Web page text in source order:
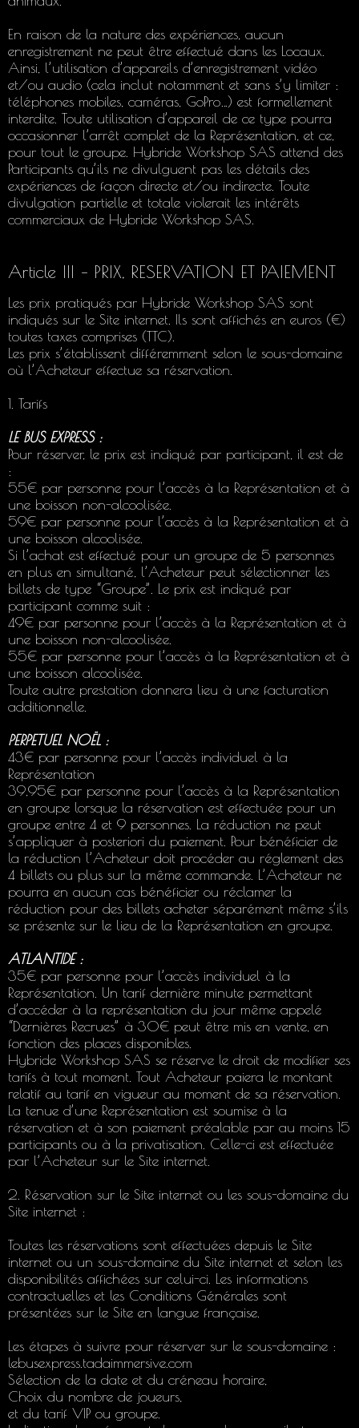
En raison de la nature des expériences, aucun
enregistrement ne peut être effectué dans les Locaux.
Ainsi, l’utilisation d’appareils d’enregistrement vidéo
et/ou audio (cela inclut notamment et sans s’y limiter :
téléphones mobiles, caméras, GoPro…) est formellement
interdite. Toute utilisation d’appareil de ce type pourra
occasionner l’arrêt complet de la Représentation, et ce,
pour tout le groupe. Hybride Workshop SAS attend des
Participants qu’ils ne divulguent pas les détails des
expériences de façon directe et/ou indirecte. Toute
divulgation partielle et totale violerait les intérêts
commerciaux de Hybride Workshop SAS.
Article III – PRIX, RESERVATION ET PAIEMENT
Les prix pratiqués par Hybride Workshop SAS sont
indiqués sur le Site internet. Ils sont affichés en euros (€)
toutes taxes comprises (TTC).
Les prix s’établissent différemment selon le sous-domaine
où l’Acheteur effectue sa réservation.
1. Tarifs
LE BUS EXPRESS :
Pour réserver, le prix est indiqué par participant, il est de
:
55€ par personne pour l’accès à la Représentation et à
une boisson non-alcoolisée.
59€ par personne pour l’accès à la Représentation et à
une boisson alcoolisée.
Si l’achat est effectué pour un groupe de 5 personnes
en plus en simultané, l’Acheteur peut sélectionner les
billets de type “Groupe”. Le prix est indiqué par
participant comme suit :
49€ par personne pour l’accès à la Représentation et à
une boisson non-alcoolisée.
55€ par personne pour l’accès à la Représentation et à
une boisson alcoolisée.
Toute autre prestation donnera lieu à une facturation
additionnelle.
PERPETUEL NOËL :
43€ par personne pour l’accès individuel à la
Représentation
39,95€ par personne pour l’accès à la Représentation
en groupe lorsque la réservation est effectuée pour un
groupe entre 4 et 9 personnes. La réduction ne peut
s’appliquer à posteriori du paiement. Pour bénéficier de
la réduction l’Acheteur doit procéder au réglement des
4 billets ou plus sur la même commande. L’Acheteur ne
pourra en aucun cas bénéficier ou réclamer la
réduction pour des billets acheter séparément même s’ils
se présente sur le lieu de la Représentation en groupe.
ATLANTIDE :
35€ par personne pour l’accès individuel à la
Représentation. Un tarif dernière minute permettant
d’accéder à la représentation du jour même appelé
“Dernières Recrues” à 30€ peut être mis en vente, en
fonction des places disponibles.
Hybride Workshop SAS se réserve le droit de modifier ses
tarifs à tout moment. Tout Acheteur paiera le montant
relatif au tarif en vigueur au moment de sa réservation.
La tenue d’une Représentation est soumise à la
réservation et à son paiement préalable par au moins 15
participants ou à la privatisation. Celle-ci est effectuée
par l’Acheteur sur le Site internet.
2. Réservation sur le Site internet ou les sous-domaine du
Site internet :
Toutes les réservations sont effectuées depuis le Site
internet ou un sous-domaine du Site internet et selon les
disponibilités affichées sur celui-ci. Les informations
contractuelles et les Conditions Générales sont
présentées sur le Site en langue française.
Les étapes à suivre pour réserver sur le sous-domaine :
lebusexpress.tadaimmersive.com
Sélection de la date et du créneau horaire,
Choix du nombre de joueurs,
et du tarif VIP ou groupe.